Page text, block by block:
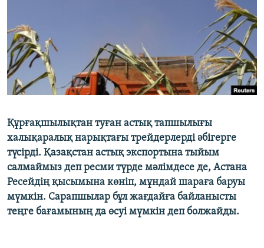
ЖАЗЫЛЫҢЫЗ
Басқа тілдерде
Құрғақшылықтан туған астық тапшылығы
халықаралық нарықтағы трейдерлерді әбігерге
түсірді. Қазақстан астық экспортына тыйым
салмаймыз деп ресми түрде мәлімдесе де, Астана
Ресейдің қысымына көніп, мұндай шараға баруы
мүмкін. Сарапшылар бұл жағдайға байланысты
теңге бағамының да өсуі мүмкін деп болжайды.